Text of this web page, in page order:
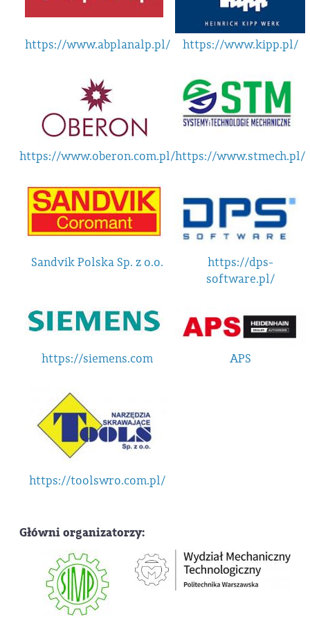
https://www.abplanalp.pl/ https://www.kipp.pl/
https://www.oberon.com.pl/https://www.stmech.pl/
Sandvik Polska Sp. z o.o.
https://dps-
software.pl/
https://siemens.com APS
https://toolswro.com.pl/
Główni organizatorzy: